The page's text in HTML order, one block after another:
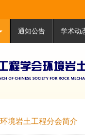
通知公告 学术动
境岩土工程分会简介